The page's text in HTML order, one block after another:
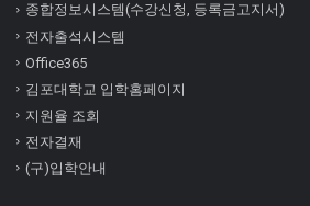
종합정보시스템(수강신청, 등록금고지서)
전자출석시스템
Office365
김포대학교 입학홈페이지
지원율 조회
전자결재
(구)입학안내